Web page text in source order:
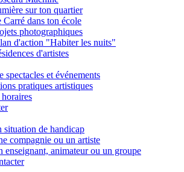
sur ton quartier
Carré dans ton école
photographiques
d'action "Habiter les nuits"
d'artistes
spectacles et événements
pratiques artistiques
situation de handicap
compagnie ou un artiste
enseignant, animateur ou un groupe